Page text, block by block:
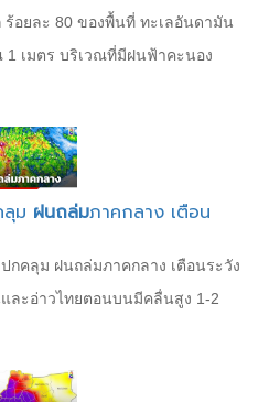
อยละ 80 ของพื้นที่ ทะเลอันดามัน
เมตร บริเวณที่มีฝนฟ้าคะนอง
ม ฝนถล่มภาคกลาง เตือน
กคลุม ฝนถล่มภาคกลาง เตือนระวัง
ละอ่าวไทยตอนบนมีคลื่นสูง 1-2